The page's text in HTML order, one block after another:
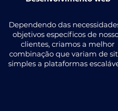
Dependendo das
objetivos específicos de
clientes, criamos a melhor
combinação que variam de
simples a plataformas